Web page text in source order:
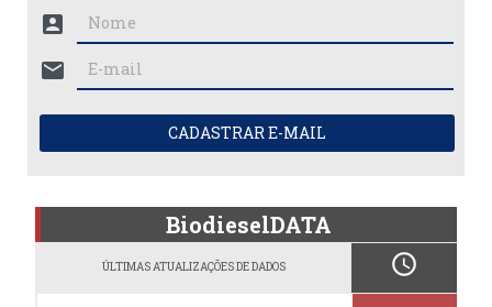
account_box
mail
CADASTRAR E-MAIL
BiodieselDATA
ÚLTIMAS ATUALIZAÇÕES DE DADOS schedule